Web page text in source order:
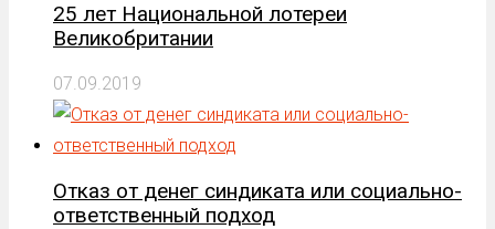
25 лет Национальной лотереи
Великобритании
07.09.2019
Отказ от денег синдиката или социально-
ответственный подход